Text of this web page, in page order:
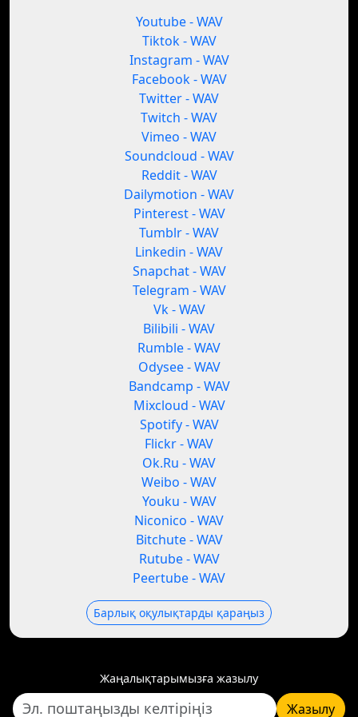
Youtube - WAV
Tiktok - WAV
Instagram - WAV
Facebook - WAV
Twitter - WAV
Twitch - WAV
Vimeo - WAV
Soundcloud - WAV
Reddit - WAV
Dailymotion - WAV
Pinterest - WAV
Tumblr - WAV
Linkedin - WAV
Snapchat - WAV
Telegram - WAV
Vk - WAV
Bilibili - WAV
Rumble - WAV
Odysee - WAV
Bandcamp - WAV
Mixcloud - WAV
Spotify - WAV
Flickr - WAV
Ok.Ru - WAV
Weibo - WAV
Youku - WAV
Niconico - WAV
Bitchute - WAV
Rutube - WAV
Peertube - WAV
Барлық оқулықтарды қараңыз
Жаңалықтарымызға жазылу
Жазылу